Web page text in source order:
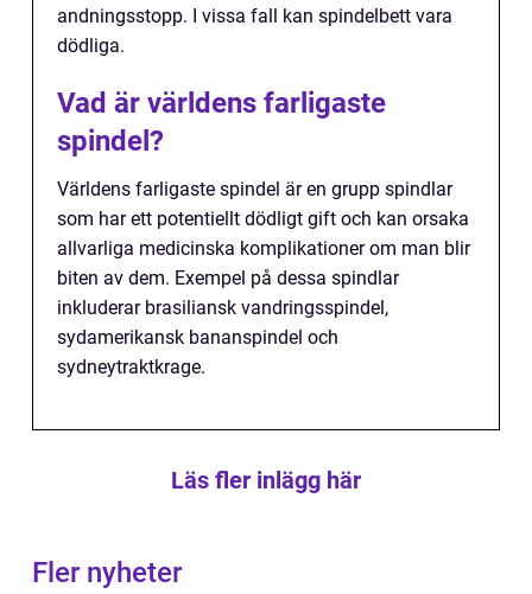
andningsstopp. I vissa fall kan spindelbett vara
dödliga.
Vad är världens farligaste
spindel?
Världens farligaste spindel är en grupp spindlar
som har ett potentiellt dödligt gift och kan orsaka
allvarliga medicinska komplikationer om man blir
biten av dem. Exempel på dessa spindlar
inkluderar brasiliansk vandringsspindel,
sydamerikansk bananspindel och
sydneytraktkrage.
Läs fler inlägg här
Fler nyheter